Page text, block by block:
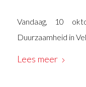
Vandaag, 10
Duurzaamheid in
Lees meer